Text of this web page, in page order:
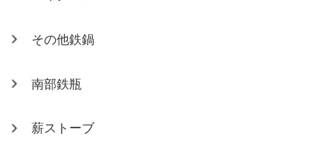
その他鉄鍋
南部鉄瓶
薪ストーブ